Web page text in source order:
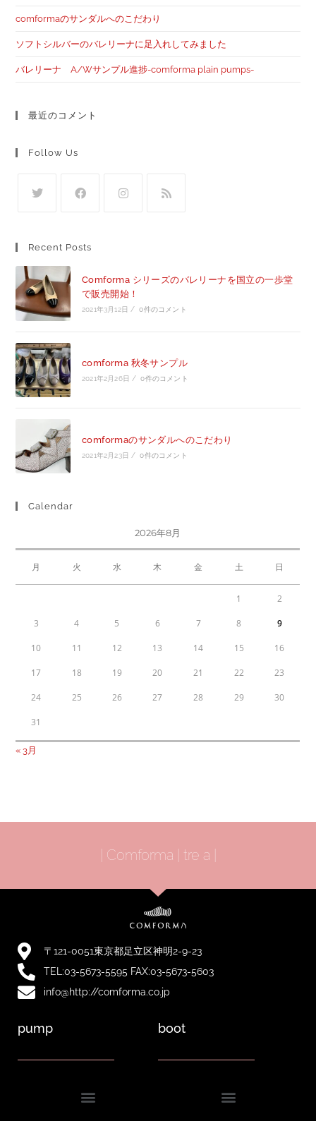
comformaのサンダルへのこだわり
ソフトシルバーのバレリーナに足入れしてみました
バレリーナ A/Wサンプル進捗-comforma plain pumps-
最近のコメント
Follow Us
Recent Posts
Comforma シリーズのバレリーナを国立の一歩堂
で販売開始！
2021年3月12日 / 0件のコメント
comforma 秋冬サンプル
2021年2月26日 / 0件のコメント
comformaのサンダルへのこだわり
2021年2月23日 / 0件のコメント
Calendar
2026年8月
月 火 水 木 金 土 日
1 2
3 4 5 6 7 8 9
10 11 12 13 14 15 16
17 18 19 20 21 22 23
24 25 26 27 28 29 30
31
« 3月
| Comforma | tre a |
〒121-0051東京都足立区神明2-9-23
TEL:03-5673-5595 FAX:03-5673-5603
info@http://comforma.co.jp
pump boot